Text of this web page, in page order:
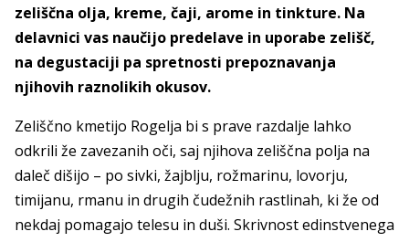
zeliščna olja, kreme, čaji, arome in tinkture. Na
delavnici vas naučijo predelave in uporabe zelišč,
na degustaciji pa spretnosti prepoznavanja
njihovih raznolikih okusov.
Zeliščno kmetijo Rogelja bi s prave razdalje lahko
odkrili že zavezanih oči, saj njihova zeliščna polja na
daleč dišijo – po sivki, žajblju, rožmarinu, lovorju,
timijanu, rmanu in drugih čudežnih rastlinah, ki že od
nekdaj pomagajo telesu in duši. Skrivnost edinstvenega